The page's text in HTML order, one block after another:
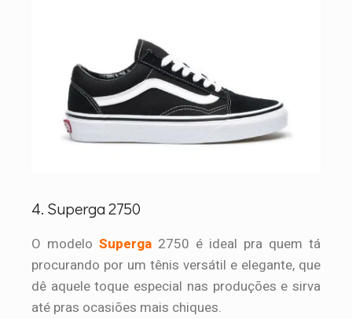
4. Superga 2750
O modelo Superga 2750 é ideal pra quem tá
procurando por um tênis versátil e elegante, que
dê aquele toque especial nas produções e sirva
até pras ocasiões mais chiques.